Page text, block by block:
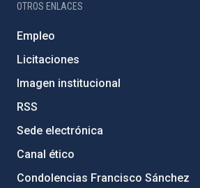
OTROS ENLACES
Empleo
Licitaciones
Imagen institucional
RSS
Sede electrónica
Canal ético
Condolencias Francisco Sánchez